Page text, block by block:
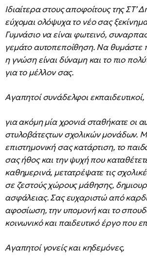
Ιδιαίτερα στους αποφοίτους της ΣΤ’
εύχομαι ολόψυχα το νέο σας
Γυμνάσιο να είναι φωτεινό,
γεμάτο αυτοπεποίθηση. Να θυμάστε
η γνώση είναι δύναμη και το πιο
για το μέλλον σας.
Αγαπητοί συνάδελφοι εκπαιδευτικοί,
για ακόμη μία χρονιά σταθήκατε οι
στυλοβάτεςτων σχολικών μονάδων.
επιστημονική σας κατάρτιση, το
σας ήθος και την ψυχή που
καθημερινά, μετατρέψατε τις
σε ζεστούς χώρους μάθησης,
ασφάλειας. Σας ευχαριστώ από
αφοσίωση, την υπομονή και το
κοινωνικό και παιδευτικό έργο που
Αγαπητοί γονείς και κηδεμόνες,